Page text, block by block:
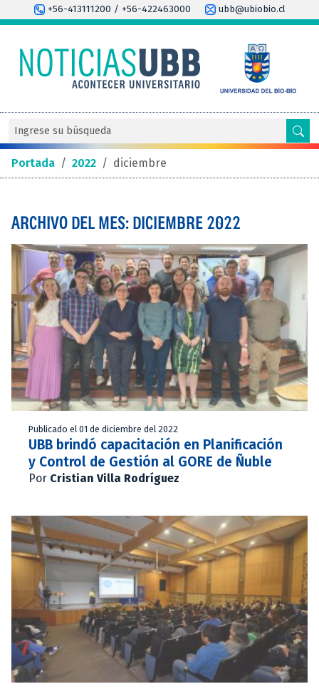
+56-413111200 / +56-422463000 ubb@ubiobio.cl
Portada / 2022 / diciembre
ARCHIVO DEL MES: DICIEMBRE 2022
Publicado el 01 de diciembre del 2022
UBB brindó capacitación en Planificación
y Control de Gestión al GORE de Ñuble
Por Cristian Villa Rodríguez